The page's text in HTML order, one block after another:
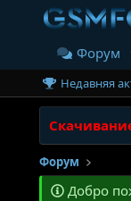
Форум
Недавняя
Форум
Добро